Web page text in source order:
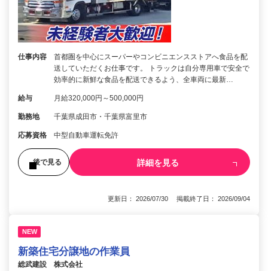
仕事内容
首都圏を中心にスーパーやコンビニエンスストアへ食品を配
送していただくお仕事です。 トラックは自分専用車で安全で
効率的に新鮮な食品を配送できるよう、全車両に最新…
給与 月給320,000円～500,000円
勤務地 千葉県成田市・千葉県富里市
応募資格 中型自動車運転免許
後で見る 詳細を見る
更新日： 2026/07/30 掲載終了日： 2026/09/04
NEW
新築住宅分譲地の作業員
総武建設 株式会社